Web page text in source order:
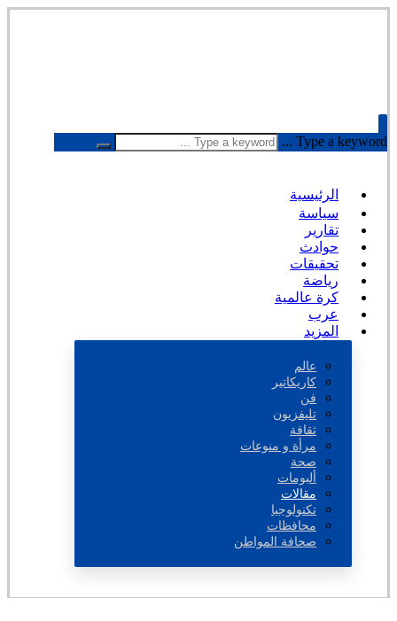
Type a keyword ...
الرئيسية
سياسة
تقارير
حوادث
تحقيقات
رياضة
كرة عالمية
عرب
المزيد
عالم
كاريكاتير
فن
تليفزيون
ثقافة
مرأة و منوعات
صحة
ألبومات
مقالات
تكنولوجيا
محافظات
صحافة المواطن